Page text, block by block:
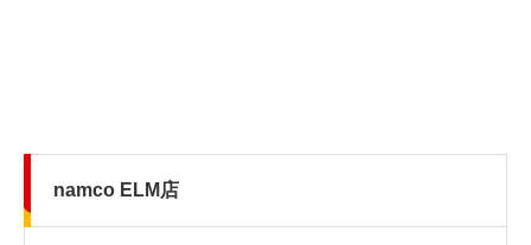
namco ELM店